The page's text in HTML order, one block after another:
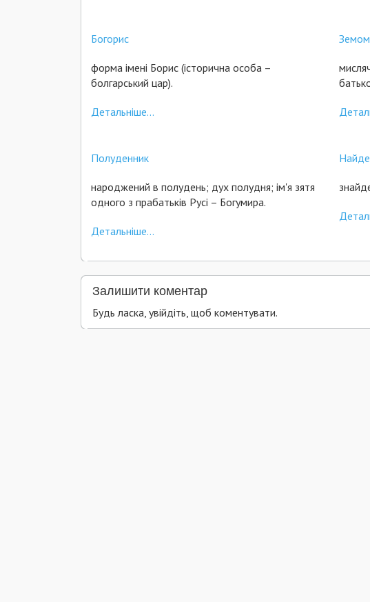
Богорис
форма імені Борис (історична особа –
болгарський цар).
Детальніше...
Полуденник
народжений в полудень; дух полудня; ім'я зятя
одного з прабатьків Русі – Богумира.
Детальніше...
Залишити коментар
Будь ласка, увійдіть, щоб коментувати.